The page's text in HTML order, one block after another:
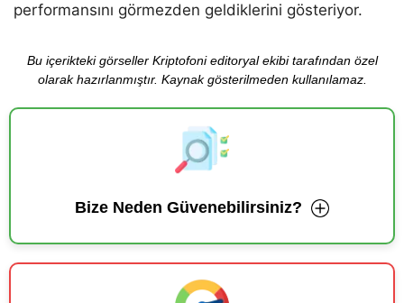
performansını görmezden geldiklerini gösteriyor.
Bu içerikteki görseller Kriptofoni editoryal ekibi tarafından özel
olarak hazırlanmıştır. Kaynak gösterilmeden kullanılamaz.
Bize Neden Güvenebilirsiniz?